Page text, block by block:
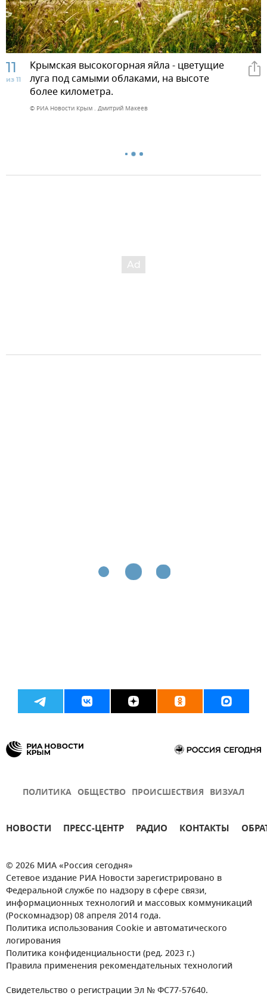
11
из 11
Крымская высокогорная яйла - цветущие
луга под самыми облаками, на высоте
более километра.
© РИА Новости Крым . Дмитрий Макеев
ПОЛИТИКА ОБЩЕСТВО ПРОИСШЕСТВИЯ ВИЗУАЛ
НОВОСТИ ПРЕСС-ЦЕНТР РАДИО КОНТАКТЫ
© 2026 МИА «Россия сегодня»
Сетевое издание РИА Новости зарегистрировано в
Федеральной службе по надзору в сфере связи,
информационных технологий и массовых коммуникаций
(Роскомнадзор) 08 апреля 2014 года.
Политика использования Cookie и автоматического
логирования
Политика конфиденциальности (ред. 2023 г.)
Правила применения рекомендательных технологий
Свидетельство о регистрации Эл № ФС77-57640.